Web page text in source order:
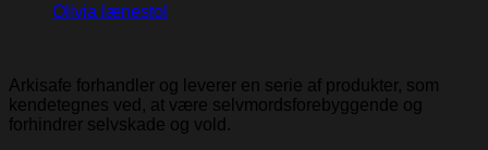
Olivia lænestol
Arkisafe forhandler og leverer en serie af produkter, som
kendetegnes ved, at være selvmordsforebyggende og
forhindrer selvskade og vold.